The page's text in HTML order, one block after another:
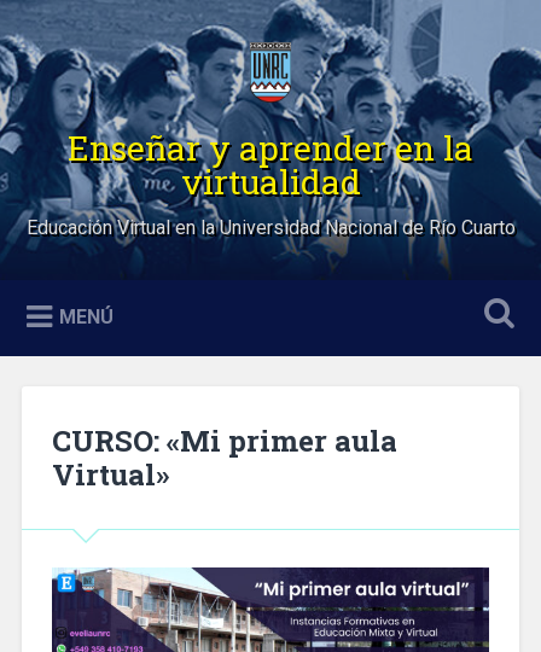
Saltar
al
contenido
Buscar
Enseñar y aprender en la
virtualidad
Educación Virtual en la Universidad Nacional de Río Cuarto
MENÚ
CURSO: «Mi primer aula
Virtual»